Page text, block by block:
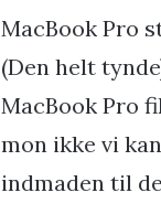
MacBook Pro
(Den helt
MacBook Pro
mon ikke vi
indmaden til